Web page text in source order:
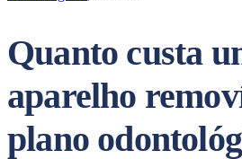
Quanto custa
aparelho
plano